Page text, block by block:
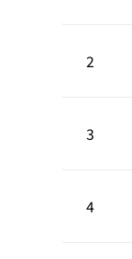
2
3
4